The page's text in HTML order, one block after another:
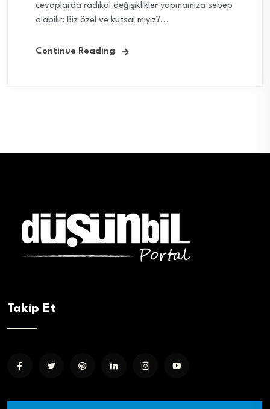
cevaplarda radikal değişiklikler yapmamıza sebep
olabilir: Biz özel ve kutsal mıyız?...
Continue Reading
Takip Et